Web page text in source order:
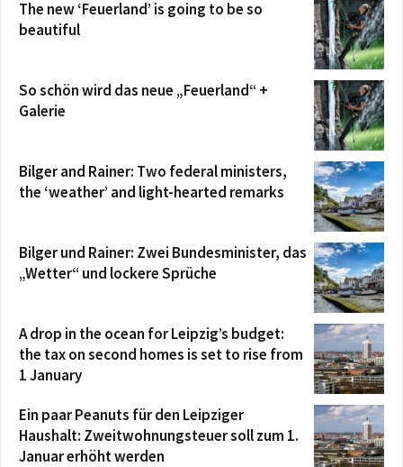
The new ‘Feuerland’ is going to be so
beautiful
So schön wird das neue „Feuerland“ +
Galerie
Bilger and Rainer: Two federal ministers,
the ‘weather’ and light-hearted remarks
Bilger und Rainer: Zwei Bundesminister, das
„Wetter“ und lockere Sprüche
A drop in the ocean for Leipzig’s budget:
the tax on second homes is set to rise from
1 January
Ein paar Peanuts für den Leipziger
Haushalt: Zweitwohnungsteuer soll zum 1.
Januar erhöht werden